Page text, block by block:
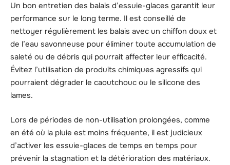
Un bon entretien des balais d’essuie-glaces garantit leur
performance sur le long terme. Il est conseillé de
nettoyer régulièrement les balais avec un chiffon doux et
de l’eau savonneuse pour éliminer toute accumulation de
saleté ou de débris qui pourrait affecter leur efficacité.
Évitez l’utilisation de produits chimiques agressifs qui
pourraient dégrader le caoutchouc ou le silicone des
lames.
Lors de périodes de non-utilisation prolongées, comme
en été où la pluie est moins fréquente, il est judicieux
d’activer les essuie-glaces de temps en temps pour
prévenir la stagnation et la détérioration des matériaux.